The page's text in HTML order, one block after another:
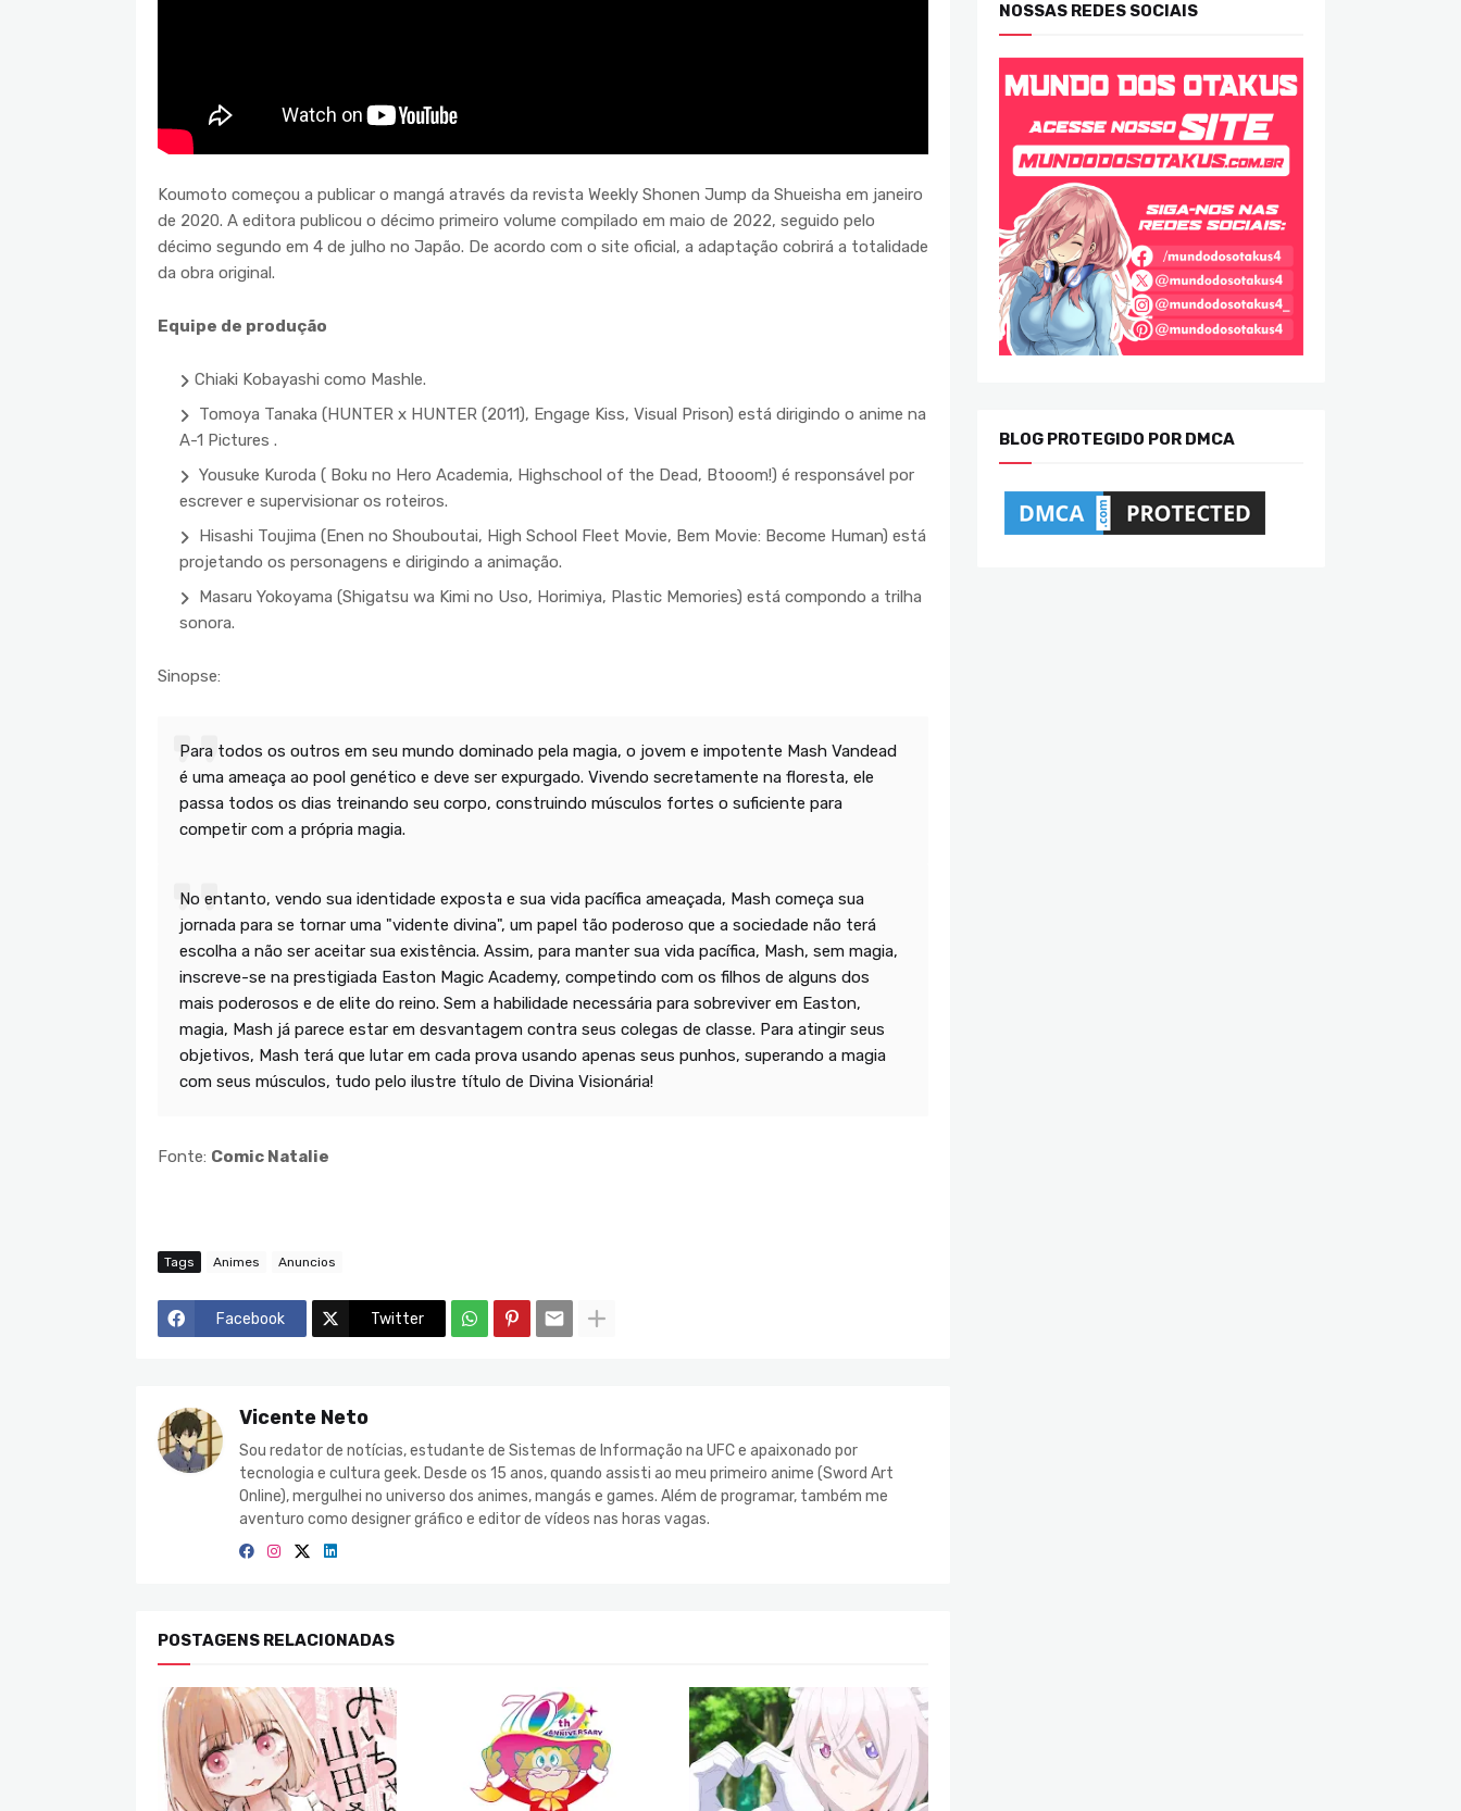
Koumoto começou a publicar o mangá através da revista Weekly Shonen Jump da Shueisha em janeiro
de 2020. A editora publicou o décimo primeiro volume compilado em maio de 2022, seguido pelo
décimo segundo em 4 de julho no Japão. De acordo com o site oficial, a adaptação cobrirá a totalidade
da obra original.
Equipe de produção
Chiaki Kobayashi como Mashle.
Tomoya Tanaka (HUNTER x HUNTER (2011), Engage Kiss, Visual Prison) está dirigindo o anime na
A-1 Pictures .
Yousuke Kuroda ( Boku no Hero Academia, Highschool of the Dead, Btooom!) é responsável por
escrever e supervisionar os roteiros.
Hisashi Toujima (Enen no Shouboutai, High School Fleet Movie, Bem Movie: Become Human) está
projetando os personagens e dirigindo a animação.
Masaru Yokoyama (Shigatsu wa Kimi no Uso, Horimiya, Plastic Memories) está compondo a trilha
sonora.
Sinopse:
Para todos os outros em seu mundo dominado pela magia, o jovem e impotente Mash Vandead
é uma ameaça ao pool genético e deve ser expurgado. Vivendo secretamente na floresta, ele
passa todos os dias treinando seu corpo, construindo músculos fortes o suficiente para
competir com a própria magia.
No entanto, vendo sua identidade exposta e sua vida pacífica ameaçada, Mash começa sua
jornada para se tornar uma "vidente divina", um papel tão poderoso que a sociedade não terá
escolha a não ser aceitar sua existência. Assim, para manter sua vida pacífica, Mash, sem magia,
inscreve-se na prestigiada Easton Magic Academy, competindo com os filhos de alguns dos
mais poderosos e de elite do reino. Sem a habilidade necessária para sobreviver em Easton,
magia, Mash já parece estar em desvantagem contra seus colegas de classe. Para atingir seus
objetivos, Mash terá que lutar em cada prova usando apenas seus punhos, superando a magia
com seus músculos, tudo pelo ilustre título de Divina Visionária!
Fonte: Comic Natalie
Tags Animes Anuncios
Facebook Twitter
Vicente Neto
Sou redator de notícias, estudante de Sistemas de Informação na UFC e apaixonado por
tecnologia e cultura geek. Desde os 15 anos, quando assisti ao meu primeiro anime (Sword Art
Online), mergulhei no universo dos animes, mangás e games. Além de programar, também me
aventuro como designer gráfico e editor de vídeos nas horas vagas.
POSTAGENS RELACIONADAS
NOSSAS REDES SOCIAIS
BLOG PROTEGIDO POR DMCA